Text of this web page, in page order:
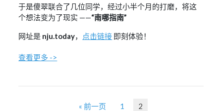
于是傻翠联合了几位同学，经过小半个月的打磨，将这
个想法变为了现实 ——“南哪指南”
网址是 nju.today， 点击链接 即刻体验！
查看更多 ->
« 前一页 1 2